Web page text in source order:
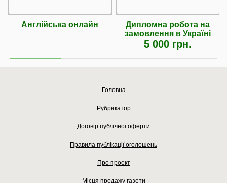
Англійська онлайн
Дипломна робота на
замовлення в Україні
5 000 грн.
Головна
Рубрикатор
Договір публічної оферти
Правила публікації оголошень
Про проект
Місця продажу газети